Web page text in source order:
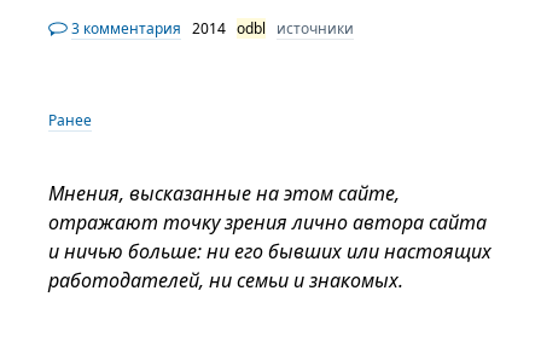
3 комментария 2014 odbl источники
Ранее
Мнения, высказанные на этом сайте,
отражают точку зрения лично автора сайта
и ничью больше: ни его бывших или настоящих
работодателей, ни семьи и знакомых.